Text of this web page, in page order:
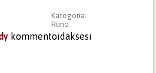
Kategoria:
Runo
kommentoidaksesi